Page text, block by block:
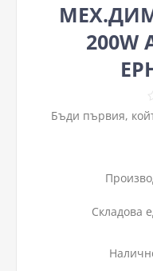
Бъди първия,
Складова